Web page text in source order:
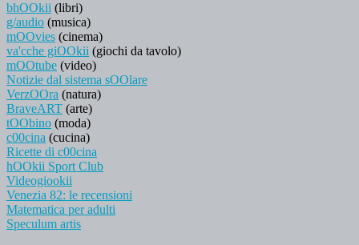
bhOOkii (libri)
g/audio (musica)
mOOvies (cinema)
va'cche giOOkii (giochi da tavolo)
mOOtube (video)
Notizie dal sistema sOOlare
VerzOOra (natura)
BraveART (arte)
tOObino (moda)
c00cina (cucina)
Ricette di c00cina
hOOkii Sport Club
Videogiookii
Venezia 82: le recensioni
Matematica per adulti
Speculum artis